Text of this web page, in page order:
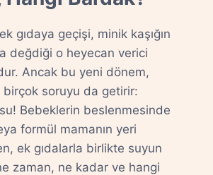
gıdaya geçişi, minik kaşığın
değdiği o heyecan verici
Ancak bu yeni dönem,
soruyu da getirir:
Bebeklerin beslenmesinde
formül mamanın yeri
ek gıdalarla birlikte suyun
zaman, ne kadar ve hangi